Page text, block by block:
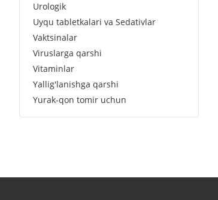
Urologik
Uyqu tabletkalari va Sedativlar
Vaktsinalar
Viruslarga qarshi
Vitaminlar
Yallig'lanishga qarshi
Yurak-qon tomir uchun